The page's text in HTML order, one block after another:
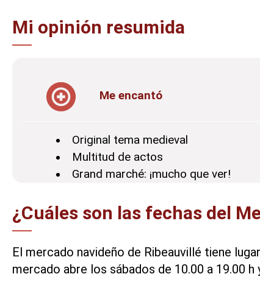
Mi opinión resumida
Me encantó
Original tema medieval
Multitud de actos
Grand marché: ¡mucho que ver!
¿Cuáles son las fechas del
El mercado navideño de Ribeauvillé tiene lugar
mercado abre los sábados de 10.00 a 19.00